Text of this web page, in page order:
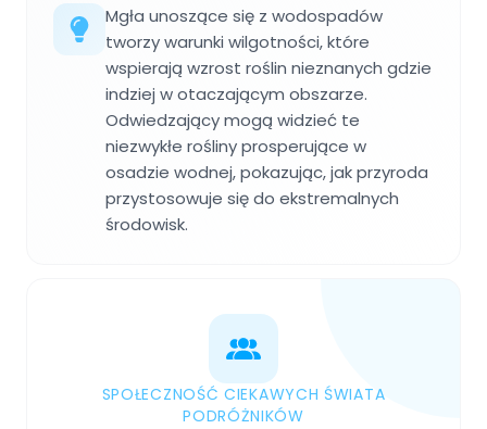
Mgła unoszące się z wodospadów
tworzy warunki wilgotności, które
wspierają wzrost roślin nieznanych gdzie
indziej w otaczającym obszarze.
Odwiedzający mogą widzieć te
niezwykłe rośliny prosperujące w
osadzie wodnej, pokazując, jak przyroda
przystosowuje się do ekstremalnych
środowisk.
SPOŁECZNOŚĆ CIEKAWYCH ŚWIATA
PODRÓŻNIKÓW